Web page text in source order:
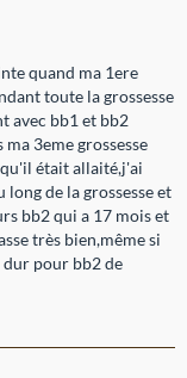
quand ma 1ere
toute la grossesse
avec bb1 et bb2
3eme grossesse
était allaité,j'ai
de la grossesse et
bb2 qui a 17 mois et
très bien,même si
dur pour bb2 de